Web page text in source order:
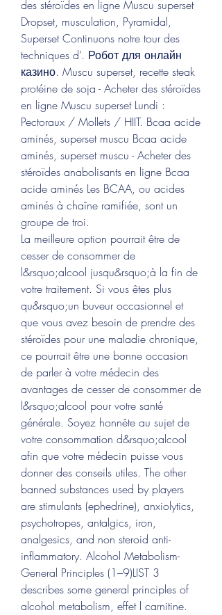
des stéroïdes en ligne Muscu superset
Dropset, musculation, Pyramidal,
Superset Continuons notre tour des
techniques d’. Робот для онлайн
казино. Muscu superset, recette steak
protéine de soja - Acheter des stéroïdes
en ligne Muscu superset Lundi :
Pectoraux / Mollets / HIIT. Bcaa acide
aminés, superset muscu Bcaa acide
aminés, superset muscu - Acheter des
stéroïdes anabolisants en ligne Bcaa
acide aminés Les BCAA, ou acides
aminés à chaîne ramifiée, sont un
groupe de troi.
La meilleure option pourrait être de
cesser de consommer de
l&rsquo;alcool jusqu&rsquo;à la fin de
votre traitement. Si vous êtes plus
qu&rsquo;un buveur occasionnel et
que vous avez besoin de prendre des
stéroïdes pour une maladie chronique,
ce pourrait être une bonne occasion
de parler à votre médecin des
avantages de cesser de consommer de
l&rsquo;alcool pour votre santé
générale. Soyez honnête au sujet de
votre consommation d&rsquo;alcool
afin que votre médecin puisse vous
donner des conseils utiles. The other
banned substances used by players
are stimulants (ephedrine), anxiolytics,
psychotropes, antalgics, iron,
analgesics, and non steroid anti-
inflammatory. Alcohol Metabolism-
General Principles (1–9)LIST 3
describes some general principles of
alcohol metabolism, effet l carnitine.